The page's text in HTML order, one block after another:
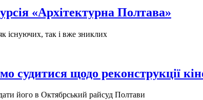
«Архітектурна Полтава»
існуючих, так і вже зниклих
щодо реконструкції
його в Октябрський райсуд Полтави